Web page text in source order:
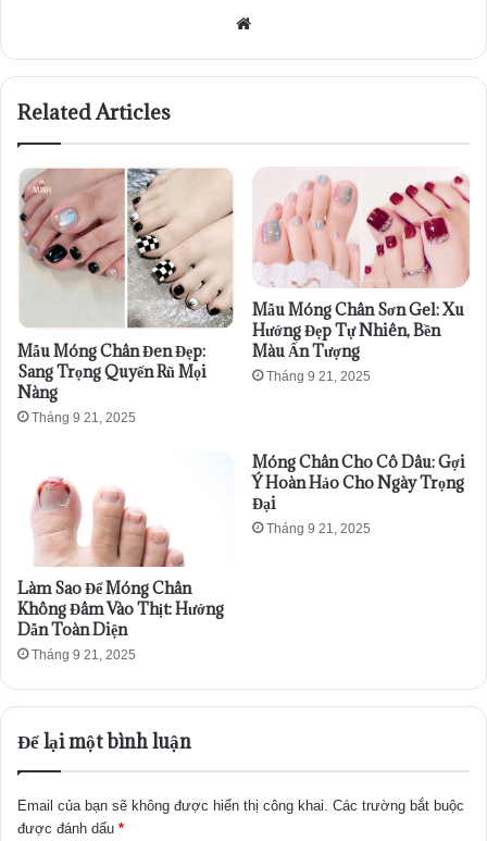
Website
Related Articles
Mẫu Móng Chân Đen Đẹp:
Sang Trọng Quyến Rũ Mọi
Nàng
Tháng 9 21, 2025
Mẫu Móng Chân Sơn Gel: Xu
Hướng Đẹp Tự Nhiên, Bền
Màu Ấn Tượng
Tháng 9 21, 2025
Làm Sao Để Móng Chân
Không Đâm Vào Thịt: Hướng
Dẫn Toàn Diện
Tháng 9 21, 2025
Móng Chân Cho Cô Dâu: Gợi
Ý Hoàn Hảo Cho Ngày Trọng
Đại
Tháng 9 21, 2025
Để lại một bình luận
Email của bạn sẽ không được hiển thị công khai. Các trường bắt buộc
được đánh dấu *